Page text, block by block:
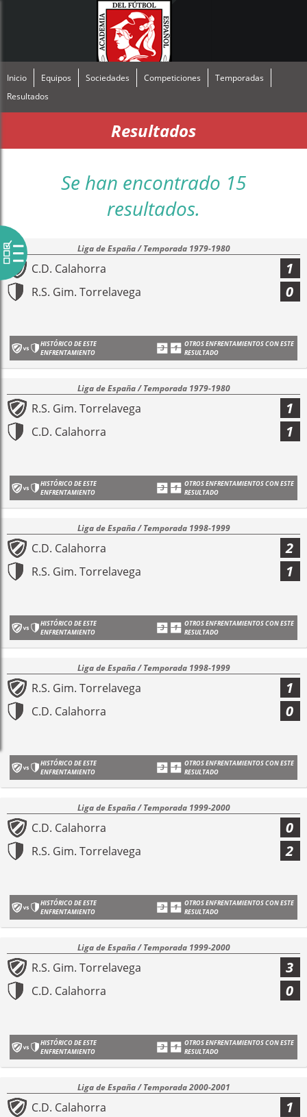
Inicio Equipos Sociedades Competiciones
Temporadas
Resultados
Resultados
Se han encontrado 15
resultados.
Liga de España / Temporada 1979-1980
C.D. Calahorra 1
R.S. Gim. Torrelavega 0
HISTÓRICO DE ESTE
ENFRENTAMIENTO
OTROS ENFRENTAMIENTOS CON ESTE
RESULTADO
Liga de España / Temporada 1979-1980
R.S. Gim. Torrelavega 1
C.D. Calahorra 1
HISTÓRICO DE ESTE
ENFRENTAMIENTO
OTROS ENFRENTAMIENTOS CON ESTE
RESULTADO
Liga de España / Temporada 1998-1999
C.D. Calahorra 2
R.S. Gim. Torrelavega 1
HISTÓRICO DE ESTE
ENFRENTAMIENTO
OTROS ENFRENTAMIENTOS CON ESTE
RESULTADO
Liga de España / Temporada 1998-1999
R.S. Gim. Torrelavega 1
C.D. Calahorra 0
HISTÓRICO DE ESTE
ENFRENTAMIENTO
OTROS ENFRENTAMIENTOS CON ESTE
RESULTADO
Liga de España / Temporada 1999-2000
C.D. Calahorra 0
R.S. Gim. Torrelavega 2
HISTÓRICO DE ESTE
ENFRENTAMIENTO
OTROS ENFRENTAMIENTOS CON ESTE
RESULTADO
Liga de España / Temporada 1999-2000
R.S. Gim. Torrelavega 3
C.D. Calahorra 0
HISTÓRICO DE ESTE
ENFRENTAMIENTO
OTROS ENFRENTAMIENTOS CON ESTE
RESULTADO
Liga de España / Temporada 2000-2001
C.D. Calahorra 1